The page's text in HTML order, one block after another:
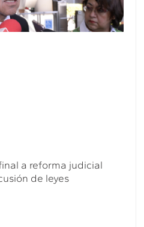
a reforma judicial
de leyes